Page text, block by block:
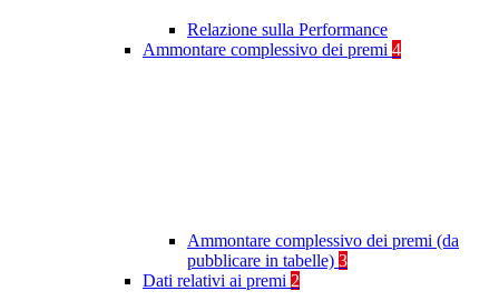
Relazione sulla Performance
Ammontare complessivo dei premi 4
Ammontare complessivo dei premi (da
pubblicare in tabelle) 3
Dati relativi ai premi 2